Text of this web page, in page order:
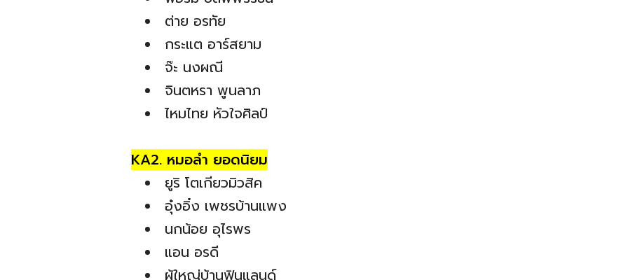
ต่าย อรทัย
กระแต อาร์สยาม
จ๊ะ นงผณี
จินตหรา พูนลาภ
ไหมไทย หัวใจศิลป์
KA2. หมอลำ ยอดนิยม
ยูริ โตเกียวมิวสิค
อุ๋งอิ๋ง เพชรบ้านแพง
นกน้อย อุไรพร
แอน อรดี
ผู้ใหญ่บ้านฟินแลนด์